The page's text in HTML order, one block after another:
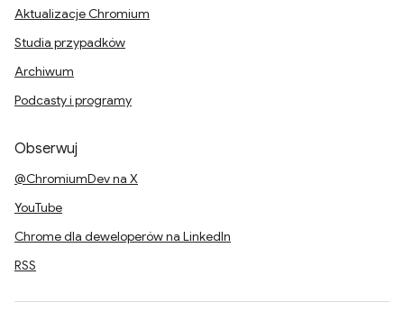
Aktualizacje Chromium
Studia przypadków
Archiwum
Podcasty i programy
Obserwuj
@ChromiumDev na X
YouTube
Chrome dla deweloperów na LinkedIn
RSS